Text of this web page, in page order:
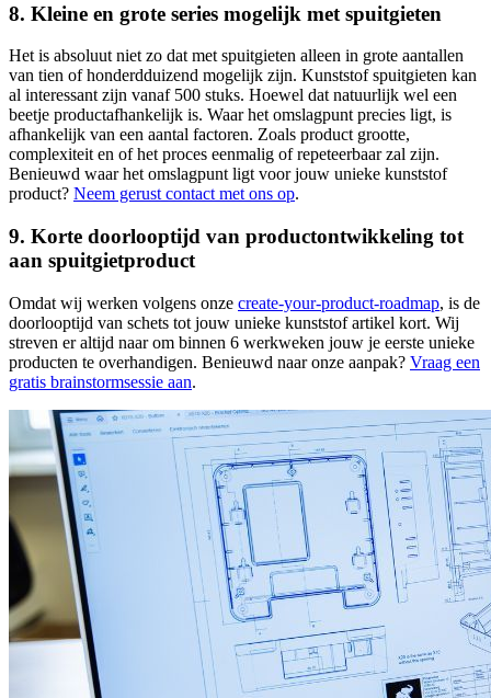
8. Kleine en grote series mogelijk met spuitgieten
Het is absoluut niet zo dat met spuitgieten alleen in grote aantallen
van tien of honderdduizend mogelijk zijn. Kunststof spuitgieten kan
al interessant zijn vanaf 500 stuks. Hoewel dat natuurlijk wel een
beetje productafhankelijk is. Waar het omslagpunt precies ligt, is
afhankelijk van een aantal factoren. Zoals product grootte,
complexiteit en of het proces eenmalig of repeteerbaar zal zijn.
Benieuwd waar het omslagpunt ligt voor jouw unieke kunststof
product? Neem gerust contact met ons op.
9. Korte doorlooptijd van productontwikkeling tot
aan spuitgietproduct
Omdat wij werken volgens onze create-your-product-roadmap, is de
doorlooptijd van schets tot jouw unieke kunststof artikel kort. Wij
streven er altijd naar om binnen 6 werkweken jouw je eerste unieke
producten te overhandigen. Benieuwd naar onze aanpak? Vraag een
gratis brainstormsessie aan.